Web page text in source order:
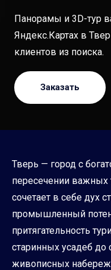
Панорамы и 3D-тур
Яндекс.Картах в
клиентов из поиска.
Заказать
Тверь — город с
пересечении важных
сочетает в себе дух
промышленный
притягательность
старинных усадеб
живописных